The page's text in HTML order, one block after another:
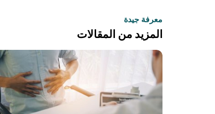
معرفة جيدة
المزيد من المقالات